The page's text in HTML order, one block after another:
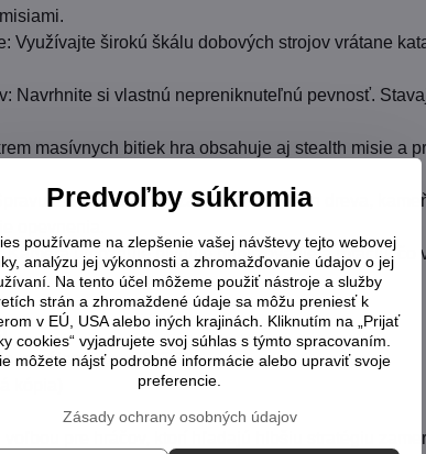
Využívajte širokú škálu dobových strojov vrátane
Navrhnite si vlastnú nepreniknuteľnú pevnosť.
masívnych bitiek hra obsahuje aj stealth misie a
svoje dediny, zabezpečte prísun dreva,
opevnenia.
Kamera umožňuje plynulé približovanie a rotáciu,
v reálnom čase (RTS)
kópia)
pre hráčov, ktorí hľadajú hlbšiu stratégiu
Predvoľby súkromia
používame na zlepšenie vašej návštevy tejto webovej
analýzu jej výkonnosti a zhromažďovanie údajov o jej
Na tento účel môžeme použiť nástroje a služby
strán a zhromaždené údaje sa môžu preniesť k
v EÚ, USA alebo iných krajinách. Kliknutím na „Prijať
cookies“ vyjadrujete svoj súhlas s týmto spracovaním.
môžete nájsť podrobné informácie alebo upraviť svoje
preferencie.
Zásady ochrany osobných údajov